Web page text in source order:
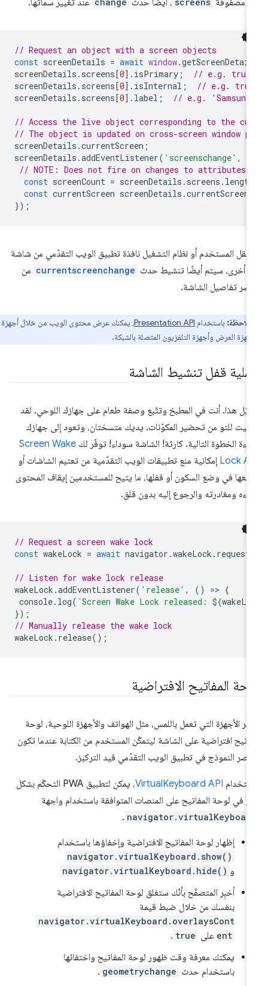
// Request an object with a screen objects
const screenDetails = await window.
screenDetails.screens [ 0].isPrimary ;
// e.g. true
screenDetails.screens [ 0].isInternal ;
// e.g. true
screenDetails.screens [ 0].label ; // e.g.
// Access the live object corresponding to the
// The object is updated on cross-screen window
screenDetails.currentScreen
screenDetails.addEventListener('screenschange'
// NOTE: Does not fire on changes to
const screenCount = screenDetails.screens.length
const currentScreen screenDetails.currentScreen
نقل المستخدم أو نظام التشغيل نافذة تطبيق الويب التقدّمي من شاشة
أخرى، سيتم أيضًا تنشيط حدث currentscreenchange من
تفاصيل الشاشة.
ملاحظة:باستخدامPresentation API، يمكنك عرض محتوى الويب من خلال أجهزة
العرض وأجهزة التلفزيون المتصلة بالشبكة.
قفل تنشيط الشاشة
هذا. أنت في المطبخ وتتّبع وصفة طعام على جهازك اللوحي. لقد
للتو من تحضير المكوّنات. يديك متسختان، وتعود إلى جهازك
الخطوة التالية. كارثة! الشاشة سوداء! توفّر لك Screen Wake
Lockإمكانية منع تطبيقات الويب التقدّمية من تعتيم الشاشات أو
في وضع السكون أو قفلها، ما يتيح للمستخدمين إيقاف المحتوى
ومغادرته والرجوع إليه بدون قلق.
// Request a screen wake lock
const wakeLock = await navigator.wakeLock.request
// Listen for wake lock release
wakeLock.addEventListener('release' , () =
console.log(`Screen Wake Lock released: ${
// Manually release the wake lock
wakeLock.release
المفاتيح الافتراضية
الأجهزة التي تعمل باللمس، مثل الهواتف والأجهزة اللوحية، لوحة
افتراضية على الشاشة ليتمكّن المستخدم من الكتابة عندما تكون
النموذج في تطبيق الويب التقدّمي قيد التركيز.
VirtualKeyboard API
، يمكن لتطبيق PWA التحكّم بشكل
في لوحة المفاتيح على المنصات المتوافقة باستخدام واجهة
.
إظهار لوحة المفاتيح الافتراضية وإخفاؤها باستخدام
navigator.virtualKeyboard.show()
navigator.virtualKeyboard.hide()
أخبِر المتصفّح بأنّك ستغلق لوحة المفاتيح الافتراضية
بنفسك من خلال ضبط قيمة
navigator.virtualKeyboard.overlaysCont
entعلى true
.
يمكنك معرفة وقت ظهور لوحة المفاتيح واختفائها
باستخدام حدث geometrychange
.